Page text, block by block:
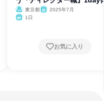
東京都
2025年7月
1日
お気に入り